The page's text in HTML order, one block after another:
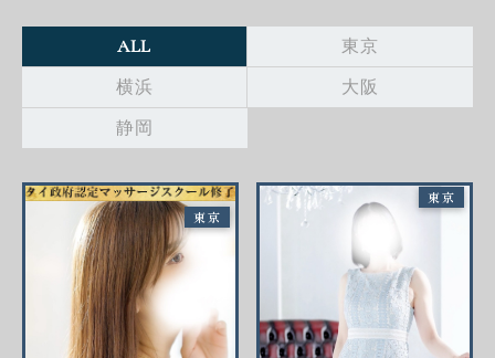
ALL
東京
横浜
大阪
静岡
東京
東京